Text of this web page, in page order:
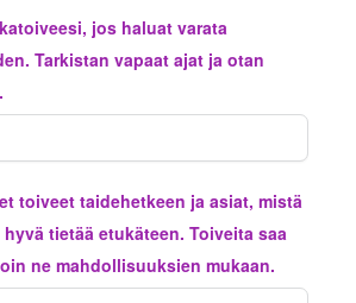
jos haluat varata
Tarkistan vapaat ajat ja otan
toiveet taidehetkeen ja asiat, mistä
tietää etukäteen. Toiveita saa
ne mahdollisuuksien mukaan.